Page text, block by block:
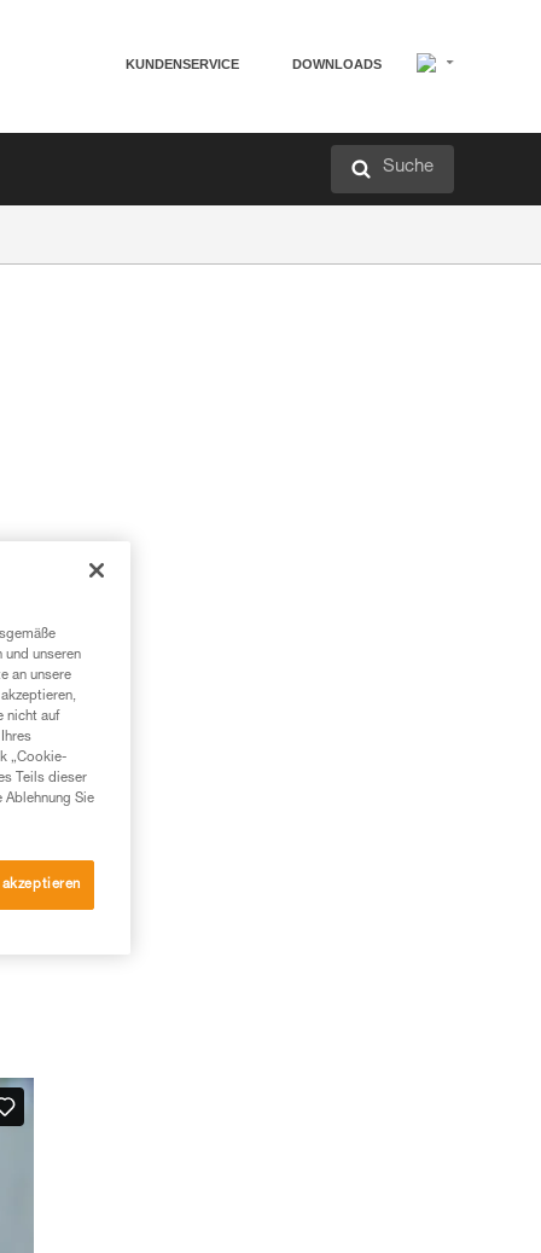
KUNDENSERVICE DOWNLOADS
Suche
und unseren
an unsere
nicht auf
„Cookie-
Teils dieser
Ablehnung Sie